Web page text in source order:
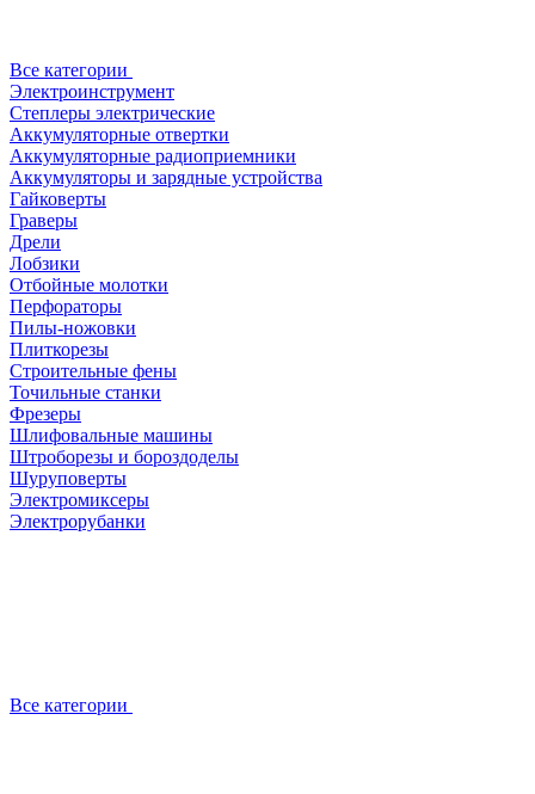
Все категории
Электроинструмент
Степлеры электрические
Аккумуляторные отвертки
Аккумуляторные радиоприемники
Аккумуляторы и зарядные устройства
Гайковерты
Граверы
Дрели
Лобзики
Отбойные молотки
Перфораторы
Пилы-ножовки
Плиткорезы
Строительные фены
Точильные станки
Фрезеры
Шлифовальные машины
Штроборезы и бороздоделы
Шуруповерты
Электромиксеры
Электрорубанки
Все категории